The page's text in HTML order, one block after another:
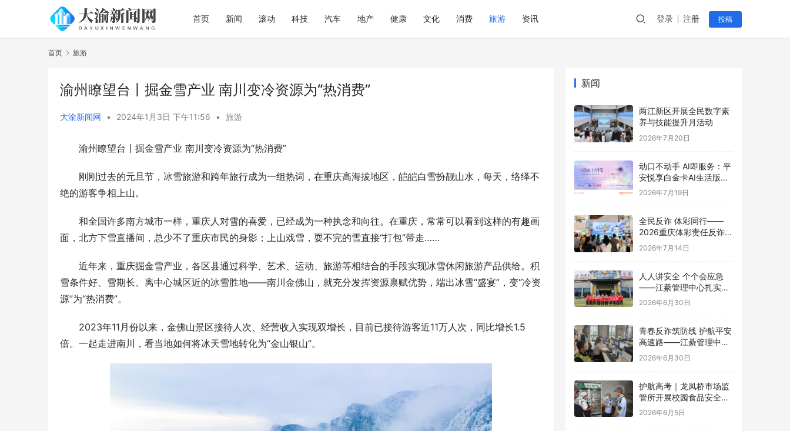
首页 新闻 滚动 科技 汽车 地产 健康 文化 消费 旅游 资讯 登录 注册 投稿
首页 旅游
渝州瞭望台丨掘金雪产业 南川变冷资源为“热消费”
大渝新闻网 • 2024年1月3日 下午11:56 • 旅游
渝州瞭望台丨掘金雪产业 南川变冷资源为“热消费”
刚刚过去的元旦节，冰雪旅游和跨年旅行成为一组热词，在重庆高海拔地区，皑皑白雪扮靓山水，每天，络绎不
绝的游客争相上山。
和全国许多南方城市一样，重庆人对雪的喜爱，已经成为一种执念和向往。在重庆，常常可以看到这样的有趣画
面，北方下雪直播间，总少不了重庆市民的身影；上山戏雪，耍不完的雪直接“打包”带走……
近年来，重庆掘金雪产业，各区县通过科学、艺术、运动、旅游等相结合的手段实现冰雪休闲旅游产品供给。积
雪条件好、雪期长、离中心城区近的冰雪胜地——南川金佛山，就充分发挥资源禀赋优势，端出冰雪“盛宴”，变“冷资
源”为“热消费”。
2023年11月份以来，金佛山景区接待人次、经营收入实现双增长，目前已接待游客近11万人次，同比增长1.5
倍。一起走进南川，看当地如何将冰天雪地转化为“金山银山”。
新闻
两江新区开展全民数字素
养与技能提升月活动
2026年7月20日
动口不动手 AI即服务：平
安悦享白金卡AI生活版升
级用卡新体验
2026年7月19日
全民反诈 体彩同行——
2026重庆体彩责任反诈宣
传活动首站圆满举行
2026年7月14日
人人讲安全 个个会应急
——江綦管理中心扎实开
展2026年“安全生产月”系
列活动
2026年6月30日
青春反诈筑防线 护航平安
高速路——江綦管理中心
团支部开展反诈宣传活动
2026年6月30日
护航高考｜龙凤桥市场监
管所开展校园食品安全专
项检查
2026年6月5日